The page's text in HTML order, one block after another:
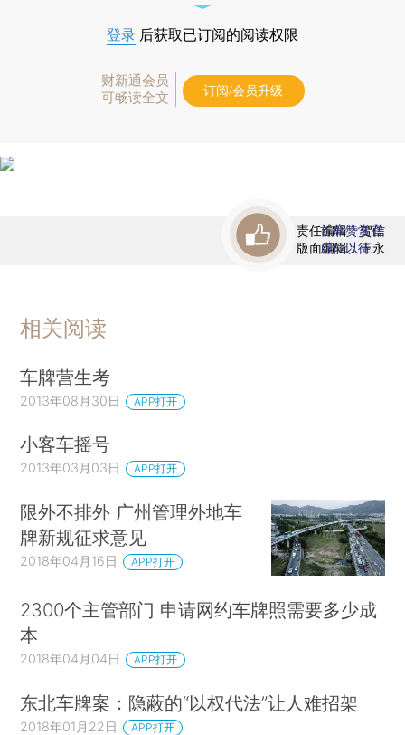
登录 后获取已订阅的阅读权限
财新通会员
可畅读全文
订阅/会员升级
责任编辑：贺信
版面编辑：王永
首席赞赏官
虚位以待
相关阅读
车牌营生考
2013年08月30日 APP打开
小客车摇号
2013年03月03日 APP打开
限外不排外 广州管理外地车
牌新规征求意见
2018年04月16日 APP打开
2300个主管部门 申请网约车牌照需要多少成
本
2018年04月04日 APP打开
东北车牌案：隐蔽的“以权代法”让人难招架
2018年01月22日 APP打开